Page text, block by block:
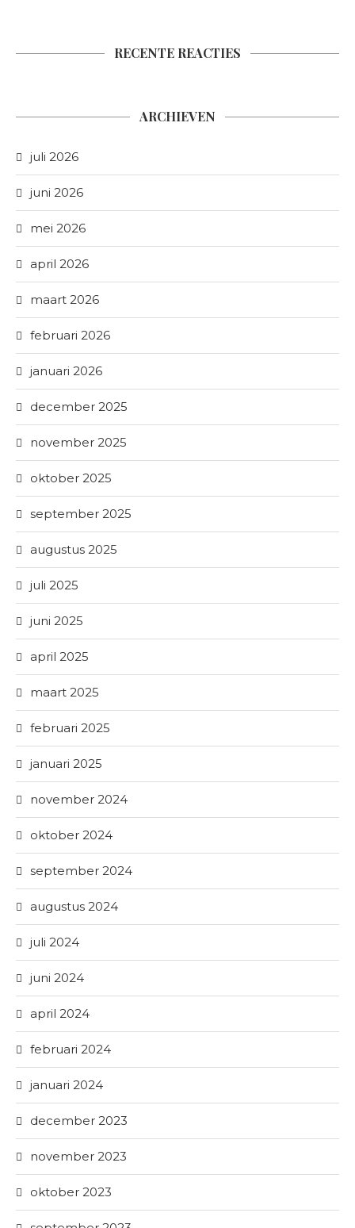
RECENTE REACTIES
ARCHIEVEN
juli 2026
juni 2026
mei 2026
april 2026
maart 2026
februari 2026
januari 2026
december 2025
november 2025
oktober 2025
september 2025
augustus 2025
juli 2025
juni 2025
april 2025
maart 2025
februari 2025
januari 2025
november 2024
oktober 2024
september 2024
augustus 2024
juli 2024
juni 2024
april 2024
februari 2024
januari 2024
december 2023
november 2023
oktober 2023